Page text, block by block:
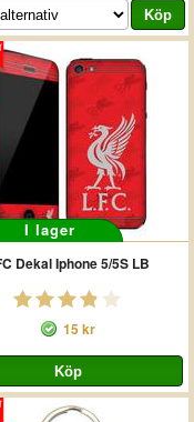
I lager
Dekal Iphone 5/5S LB
15 kr